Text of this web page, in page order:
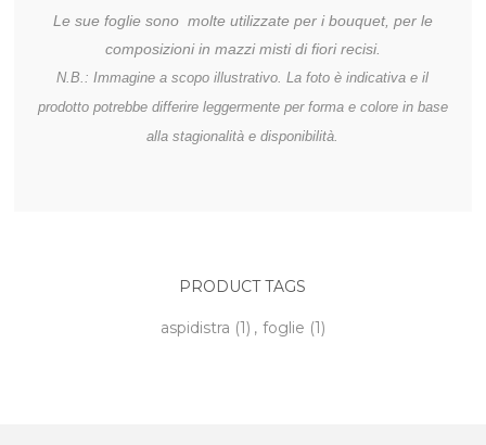
Le sue foglie sono molte utilizzate per i bouquet, per le
composizioni in mazzi misti di fiori recisi.
N.B.: Immagine a scopo illustrativo. La foto è indicativa e il
prodotto potrebbe differire leggermente per forma e colore in base
alla stagionalità e disponibilità.
PRODUCT TAGS
aspidistra (1) , foglie (1)